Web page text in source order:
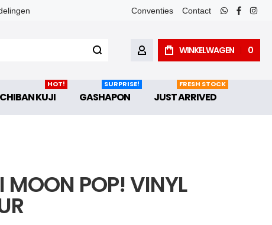
Conventies Contact
whatsapp
facebook
ACCOUNTWINKELWAGEN 0
KUJI
HOT!
GASHAPON
SURPRISE!
JUST ARRIVED
FRESH STOCK
MOON POP! VINYL